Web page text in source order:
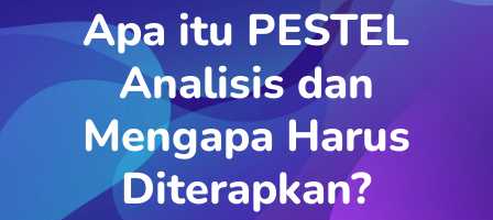
Apa itu PESTEL
Analisis dan
Mengapa Harus
Diterapkan?